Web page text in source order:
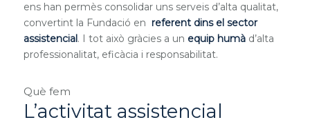
ens han permès consolidar uns serveis d’alta qualitat,
convertint la Fundació en referent dins el sector
assistencial. I tot això gràcies a un equip humàd’alta
professionalitat, eficàcia i responsabilitat.
Què fem
L’activitat assistencial